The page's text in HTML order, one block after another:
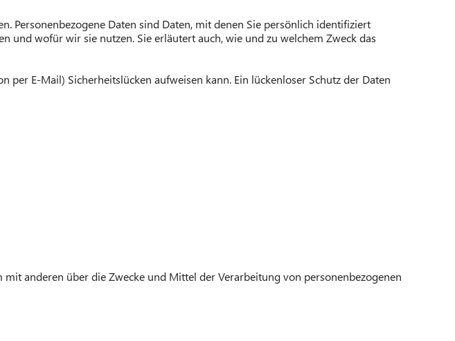
Personenbezogene Daten sind Daten, mit denen Sie persönlich identifiziert
und wofür wir sie nutzen. Sie erläutert auch, wie und zu welchem Zweck das
E-Mail) Sicherheitslücken aufweisen kann. Ein lückenloser Schutz der Daten
anderen über die Zwecke und Mittel der Verarbeitung von personenbezogenen